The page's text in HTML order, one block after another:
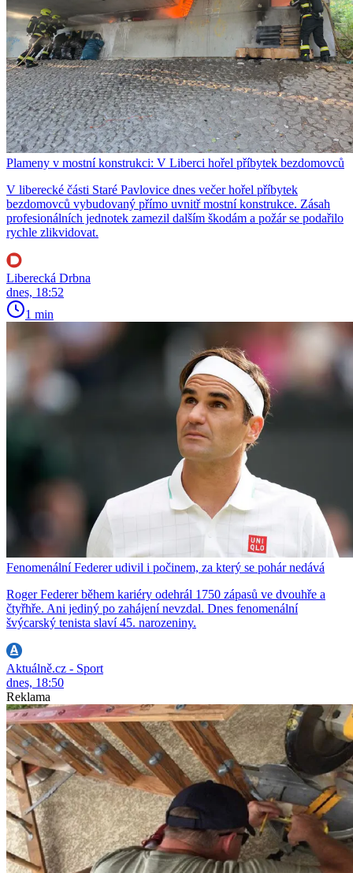
Plameny v mostní konstrukci: V Liberci hořel příbytek bezdomovců
V liberecké části Staré Pavlovice dnes večer hořel příbytek
bezdomovců vybudovaný přímo uvnitř mostní konstrukce. Zásah
profesionálních jednotek zamezil dalším škodám a požár se podařilo
rychle zlikvidovat.
Liberecká Drbna
dnes, 18:52
1 min
Fenomenální Federer udivil i počinem, za který se pohár nedává
Roger Federer během kariéry odehrál 1750 zápasů ve dvouhře a
čtyřhře. Ani jediný po zahájení nevzdal. Dnes fenomenální
švýcarský tenista slaví 45. narozeniny.
Aktuálně.cz - Sport
dnes, 18:50
Reklama